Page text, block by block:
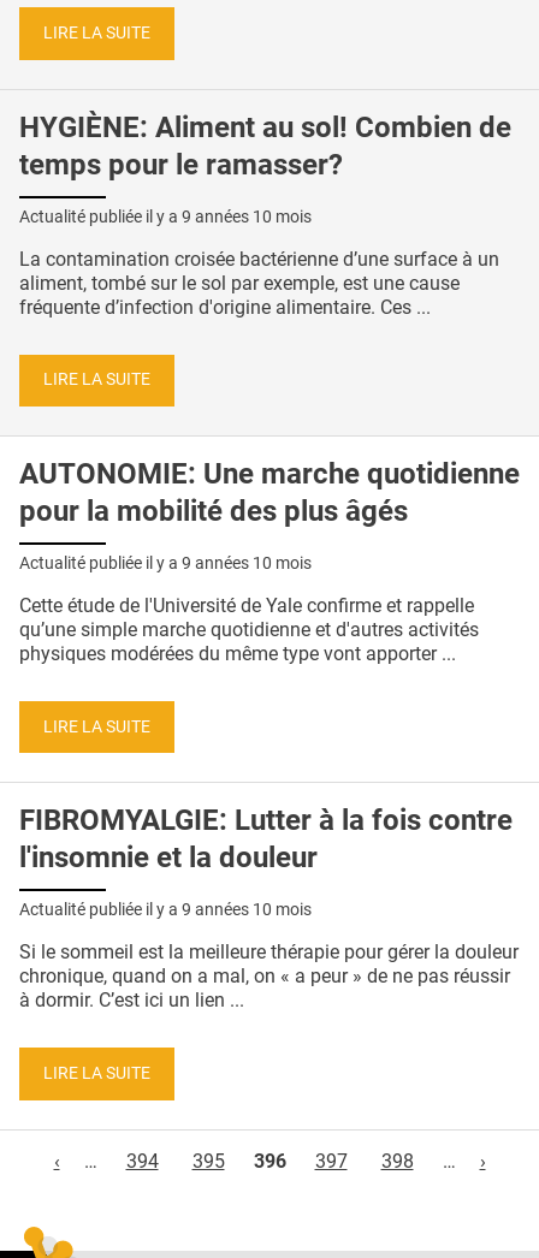
LIRE LA SUITE
HYGIÈNE: Aliment au sol! Combien de
temps pour le ramasser?
Actualité publiée il y a 9 années 10 mois
La contamination croisée bactérienne d’une surface à un
aliment, tombé sur le sol par exemple, est une cause
fréquente d’infection d'origine alimentaire. Ces ...
LIRE LA SUITE
AUTONOMIE: Une marche quotidienne
pour la mobilité des plus âgés
Actualité publiée il y a 9 années 10 mois
Cette étude de l'Université de Yale confirme et rappelle
qu’une simple marche quotidienne et d'autres activités
physiques modérées du même type vont apporter ...
LIRE LA SUITE
FIBROMYALGIE: Lutter à la fois contre
l'insomnie et la douleur
Actualité publiée il y a 9 années 10 mois
Si le sommeil est la meilleure thérapie pour gérer la douleur
chronique, quand on a mal, on « a peur » de ne pas réussir
à dormir. C’est ici un lien ...
LIRE LA SUITE
‹
… 394 395 396 397 398 … ›